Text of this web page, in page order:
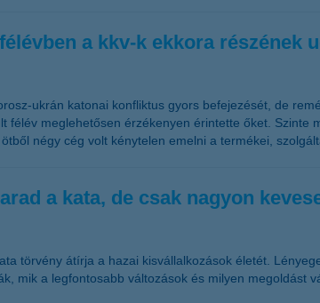
a kkv-k ekkora részének
ukrán katonai konfliktus gyors befejezését, de
félév meglehetősen érzékenyen érintette őket.
négy cég volt kénytelen emelni a termékei,
a kata, de csak nagyon
törvény átírja a hazai kisvállalkozások életét.
mik a legfontosabb változások és milyen megoldást